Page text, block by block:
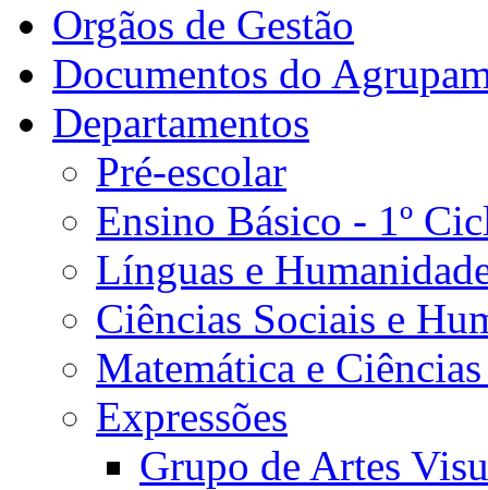
Orgãos de Gestão
Documentos do
Departamentos
Pré-escolar
Ensino Básico - 1º
Línguas e
Ciências Sociais e
Matemática e
Expressões
Grupo de Artes